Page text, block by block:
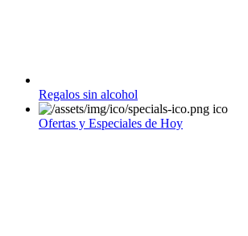
Regalos sin alcohol
Ofertas y Especiales de Hoy